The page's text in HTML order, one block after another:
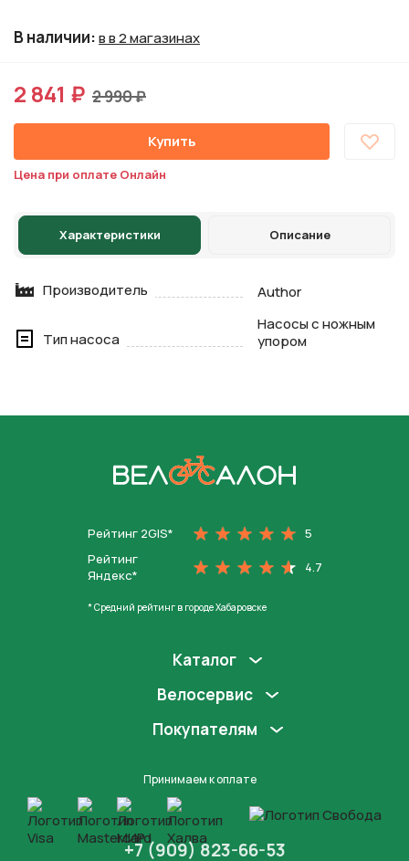
В наличии:в в 2 магазинах
2 841 ₽ 2 990 ₽
Купить
Цена при оплате Онлайн
Характеристики Описание
Производитель Author
Тип насоса
Насосы с ножным
упором
Рейтинг 2GIS*
5
Рейтинг
Яндекс*
4.7
* Средний рейтинг в городе Хабаровске
Каталог
Велосервис
Покупателям
Принимаем к оплате
+7 (909) 823-66-53